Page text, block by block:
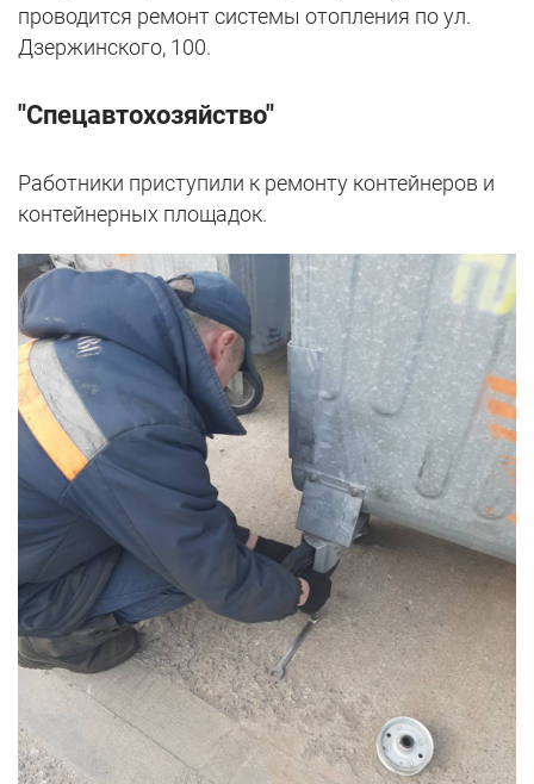
проводится ремонт системы отопления по ул.
Дзержинского, 100.
"Спецавтохозяйство"
Работники приступили к ремонту контейнеров и
контейнерных площадок.